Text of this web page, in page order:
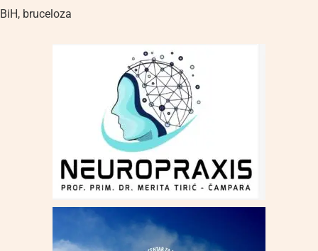
BiH, bruceloza